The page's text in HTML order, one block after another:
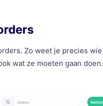
Zo weet je precies wie
wat ze moeten gaan doen.